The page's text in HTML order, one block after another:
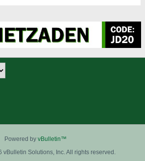
Powered by vBulletin™
Solutions, Inc. All rights reserved.